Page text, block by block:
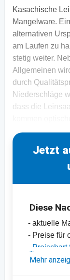
Kasachische
Mangelware.
alternativen
am Laufen zu
stetig weiter.
Allgemeinen
durch
Niederschläge
dass die
Jetzt
Diese
- aktuelle
- Preise für
Preischart
Reinheit,
Mehr